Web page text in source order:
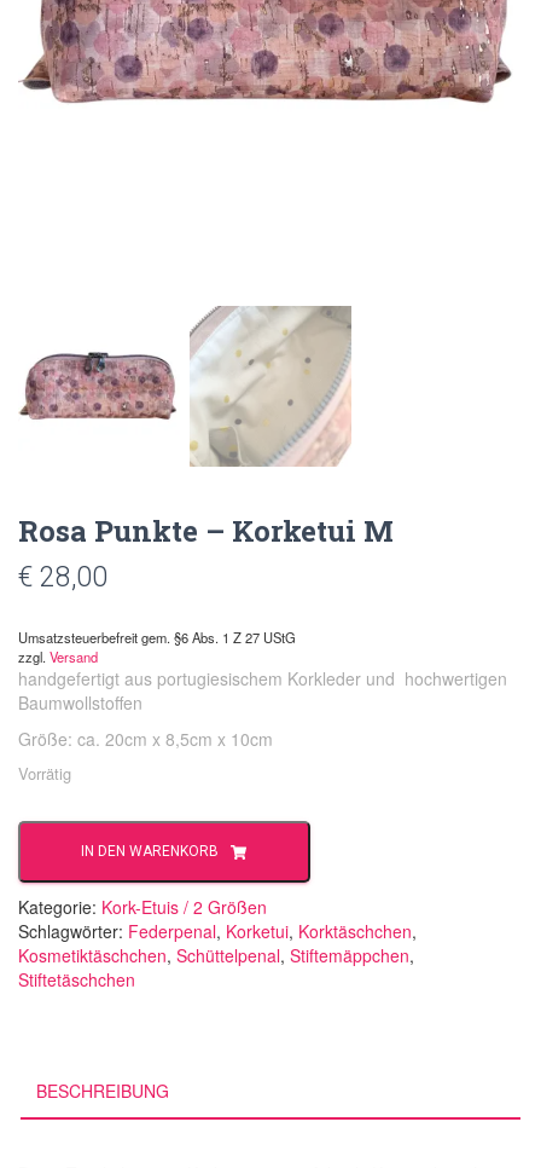
Rosa Punkte – Korketui M
€ 28,00
Umsatzsteuerbefreit gem. §6 Abs. 1 Z 27 UStG
zzgl.Versand
handgefertigt aus portugiesischem Korkleder und hochwertigen
Baumwollstoffen
Größe: ca. 20cm x 8,5cm x 10cm
Vorrätig
Rosa
-
Korketui
M
Menge
IN DEN WARENKORB
Kategorie: Kork-Etuis / 2 Größen
Schlagwörter: Federpenal, Korketui, Korktäschchen,
Kosmetiktäschchen, Schüttelpenal, Stiftemäppchen,
Stiftetäschchen
BESCHREIBUNG